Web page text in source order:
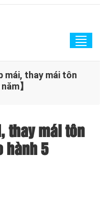
mái, thay mái tôn
】
thay mái tôn
hành 5